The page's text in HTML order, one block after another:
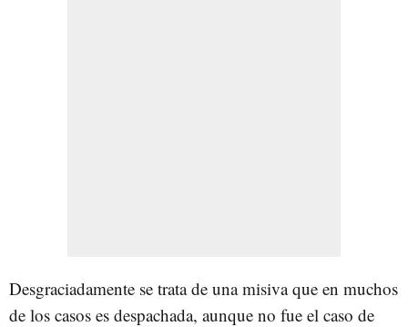
Desgraciadamente se trata de una misiva que en muchos
de los casos es despachada, aunque no fue el caso de